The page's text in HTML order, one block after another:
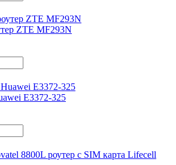
ZTE MF293N
E3372-325